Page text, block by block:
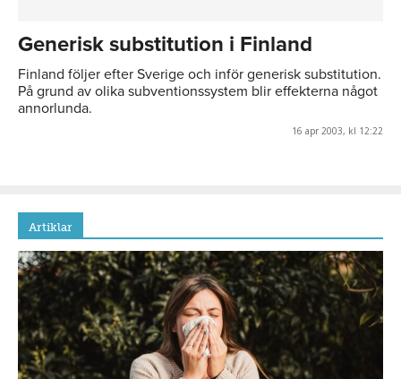
Generisk substitution i Finland
Finland följer efter Sverige och inför generisk substitution.
På grund av olika subventionssystem blir effekterna något
annorlunda.
16 apr 2003, kl 12:22
Artiklar